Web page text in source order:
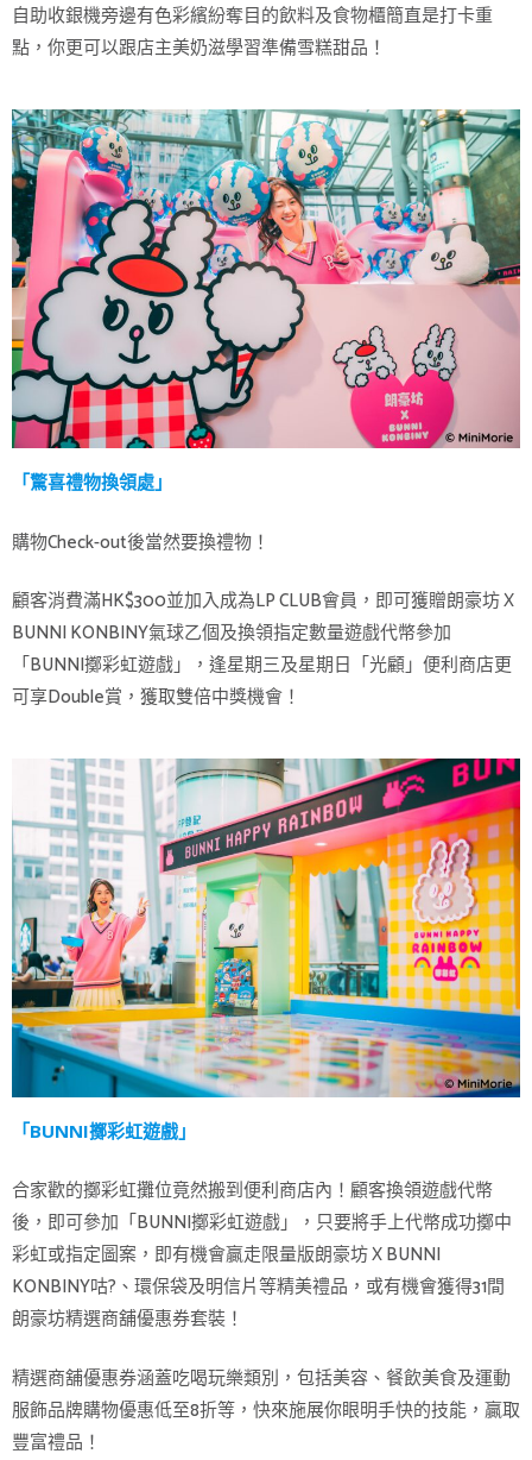
自助收銀機旁邊有色彩繽紛奪目的飲料及食物櫃簡直是打卡重
點，你更可以跟店主美奶滋學習準備雪糕甜品！
「驚喜禮物換領處」
購物Check-out後當然要換禮物！
顧客消費滿HK$300並加入成為LP CLUB會員，即可獲贈朗豪坊 X
BUNNI KONBINY氣球乙個及換領指定數量遊戲代幣參加
「BUNNI擲彩虹遊戲」，逢星期三及星期日「光顧」便利商店更
可享Double賞，獲取雙倍中獎機會！
「BUNNI擲彩虹遊戲」
合家歡的擲彩虹攤位竟然搬到便利商店內！顧客換領遊戲代幣
後，即可參加「BUNNI擲彩虹遊戲」，只要將手上代幣成功擲中
彩虹或指定圖案，即有機會贏走限量版朗豪坊 X BUNNI
KONBINY咕?、環保袋及明信片等精美禮品，或有機會獲得31間
朗豪坊精選商舖優惠券套裝！
精選商舖優惠券涵蓋吃喝玩樂類別，包括美容、餐飲美食及運動
服飾品牌購物優惠低至8折等，快來施展你眼明手快的技能，贏取
豐富禮品！